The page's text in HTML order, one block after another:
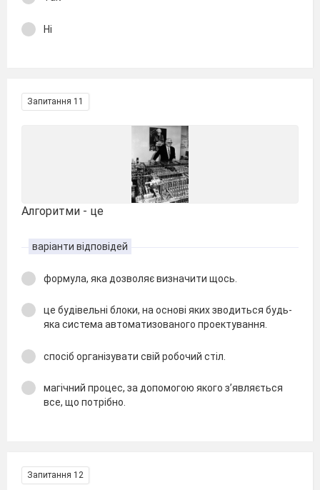
Ні
Запитання 11
Алгоритми - це
варіанти відповідей
формула, яка дозволяє визначити щось.
це будівельні блоки, на основі яких зводиться будь-
яка система автоматизованого проектування.
спосіб організувати свій робочий стіл.
магічний процес, за допомогою якого з’являється
все, що потрібно.
Запитання 12